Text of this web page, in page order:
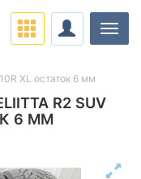
R2 SUV
6 ММ
XL остаток 6 мм